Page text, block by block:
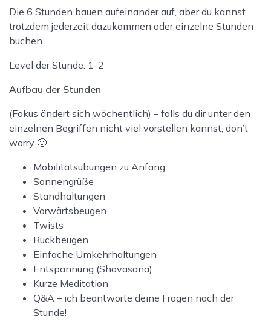
Die 6 Stunden bauen aufeinander auf, aber du kannst
trotzdem jederzeit dazukommen oder einzelne Stunden
buchen.
Level der Stunde: 1-2
Aufbau der Stunden
(Fokus ändert sich wöchentlich) – falls du dir unter den
einzelnen Begriffen nicht viel vorstellen kannst, don’t
worry 🙂
Mobilitätsübungen zu Anfang
Sonnengrüße
Standhaltungen
Vorwärtsbeugen
Twists
Rückbeugen
Einfache Umkehrhaltungen
Entspannung (Shavasana)
Kurze Meditation
Q&A – ich beantworte deine Fragen nach der
Stunde!